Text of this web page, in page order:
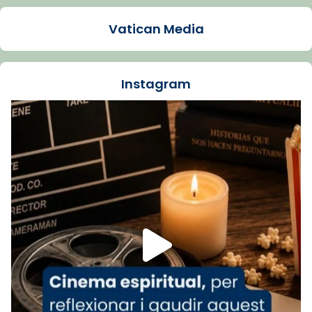
La Carmina va patir depressió. Fa gairebé
dos mesos, a l'Estadi Lluís Companys, la
Recupera l'entrevista comp
Vatican
tican News 👇
www.vaticannews.va/es/iglesia/news/2026-
07/carmina-historia-depresion-papa-viaje-
espana-testimoni...
Foto
View on Facebook · Share
Arquebisbat de Barcelona
2 weeks ago
Vatican Media
Instagram